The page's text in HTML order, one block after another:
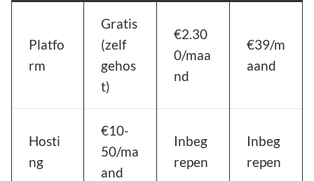
Platfo
rm
Gratis
(zelf
gehos
t)
€2.30
0/maa
nd
€39/m
aand
Hosti
ng
€10-
50/ma
and
Inbeg
repen
Inbeg
repen